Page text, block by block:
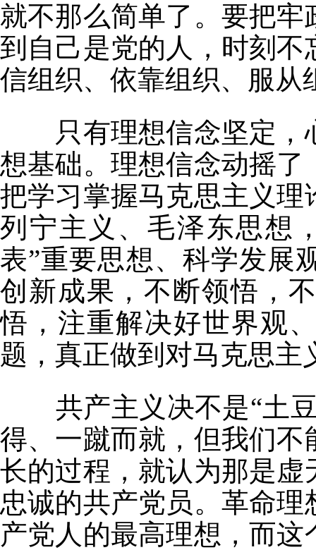
就不那么简单了。要把
到自己是党的人，时刻
信组织、依靠组织、服从
只有理想信念坚定，
想基础。理想信念动摇
把学习掌握马克思主义
列宁主义、毛泽东思想
表”重要思想、科学发展
创新成果，不断领悟，
悟，注重解决好世界观
题，真正做到对马克思
共产主义决不是“土豆
得、一蹴而就，但我们
长的过程，就认为那是
忠诚的共产党员。革命
产党人的最高理想，而